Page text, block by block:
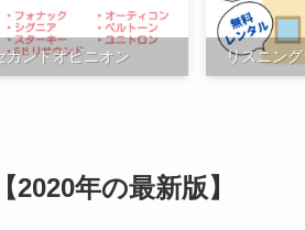
カンドオピニオン リスニン
年の最新版】